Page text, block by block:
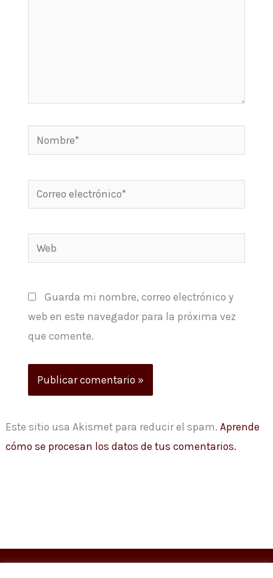
Nombre*
Correo
electrónico*
Web
Guarda mi nombre, correo electrónico y
web en este navegador para la próxima vez
que comente.
Este sitio usa Akismet para reducir el spam.Aprende
cómo se procesan los datos de tus comentarios.